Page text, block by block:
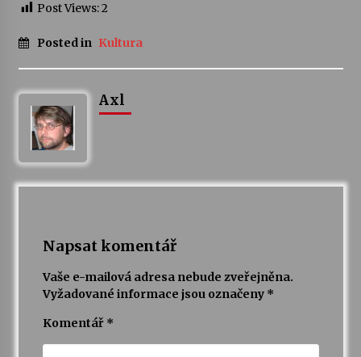
Post Views:2
Posted in Kultura
Axl
Napsat komentář
Vaše e-mailová adresa nebude zveřejněna.
Vyžadované informace jsou označeny *
Komentář *